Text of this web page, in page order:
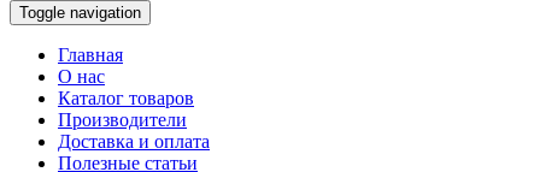
Toggle navigation
Главная
О нас
Каталог товаров
Производители
Доставка и оплата
Полезные статьи